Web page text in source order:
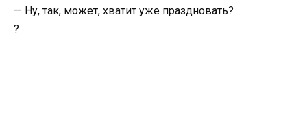
— Ну, так, может, хватит уже праздновать?
?